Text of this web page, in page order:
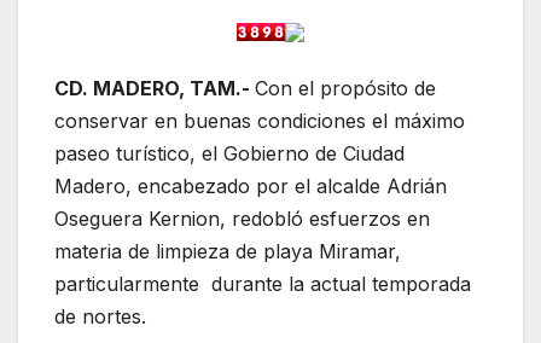
CD. MADERO, TAM.- Con el propósito de
conservar en buenas condiciones el máximo
paseo turístico, el Gobierno de Ciudad
Madero, encabezado por el alcalde Adrián
Oseguera Kernion, redobló esfuerzos en
materia de limpieza de playa Miramar,
particularmente durante la actual temporada
de nortes.